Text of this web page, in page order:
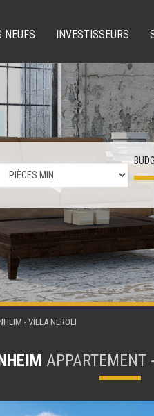
NEUFS INVESTISSEURS
- VILLA NEROLI
APPARTEMENT